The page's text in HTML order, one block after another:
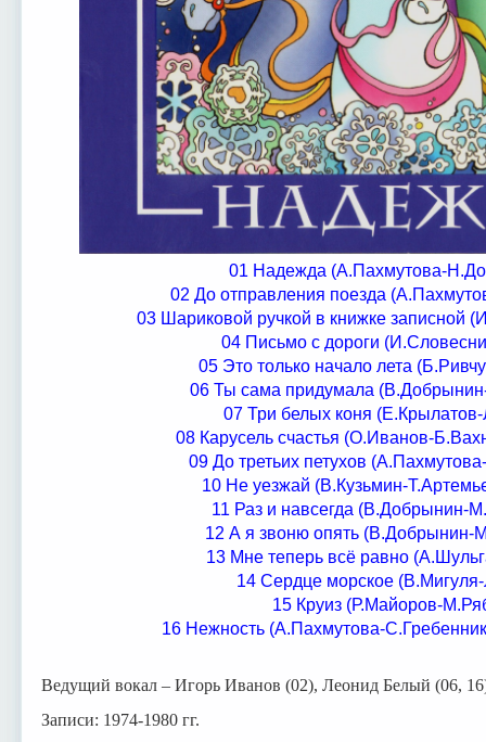
01 Надежда (А.Пахмутова-
02 До отправления поезда
03 Шариковой ручкой в книжке записной
04 Письмо с дороги
05 Это только начало лета
06 Ты сама придумала
07 Три белых коня
08 Карусель счастья (О.Иванов-
09 До третьих петухов
10 Не уезжай (В.Кузьмин-
11 Раз и навсегда (В.Добрынин-
12 А я звоню опять (В.Добрынин-
13 Мне теперь всё равно
14 Сердце морское
15 Круиз (Р.Майоров-
16 Нежность (А.Пахмутова-
Ведущий вокал – Игорь Иванов (02), Леонид Белый (06,
Записи: 1974-1980 гг.